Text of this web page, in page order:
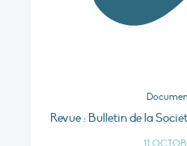
Revue : Bulletin de la
11